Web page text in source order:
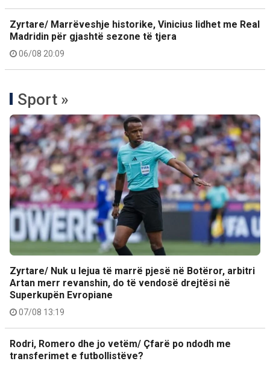
Zyrtare/ Marrëveshje historike, Vinicius lidhet me Real
Madridin për gjashtë sezone të tjera
06/08 20:09
Sport »
Zyrtare/ Nuk u lejua të marrë pjesë në Botëror, arbitri
Artan merr revanshin, do të vendosë drejtësi në
Superkupën Evropiane
07/08 13:19
Rodri, Romero dhe jo vetëm/ Çfarë po ndodh me
transferimet e futbollistëve?